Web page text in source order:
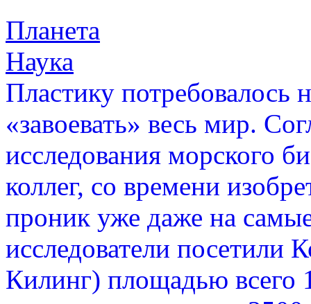
Планета
Наука
Пластику потребовалось
«завоевать» весь мир.
исследования морского
коллег, со времени
проник уже даже на
исследователи посетили
Килинг) площадью всего